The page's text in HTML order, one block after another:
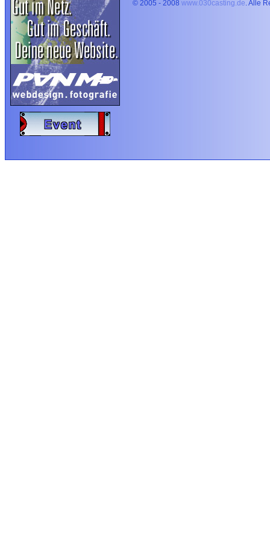
© 2005 - 2008 www.030casting.de. Alle